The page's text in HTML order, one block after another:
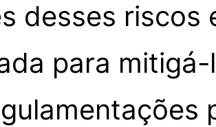
desses riscos
para